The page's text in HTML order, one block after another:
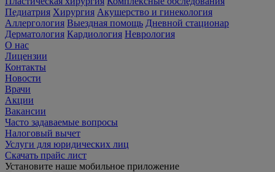
Педиатрия Хирургия Акушерство и гинекология
Аллергология Выездная помощь Дневной стационар
Дерматология Кардиология Неврология
О нас
Лицензии
Контакты
Новости
Врачи
Акции
Вакансии
Часто задаваемые вопросы
Налоговый вычет
Услуги для юридических лиц
Скачать прайс лист
Установите наше мобильное приложение